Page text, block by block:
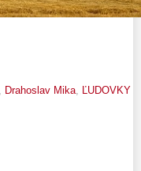
Drahoslav Mika ĽUDOVKY